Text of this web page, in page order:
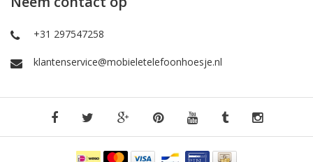
+31 297547258
klantenservice@mobieletelefoonhoesje.nl